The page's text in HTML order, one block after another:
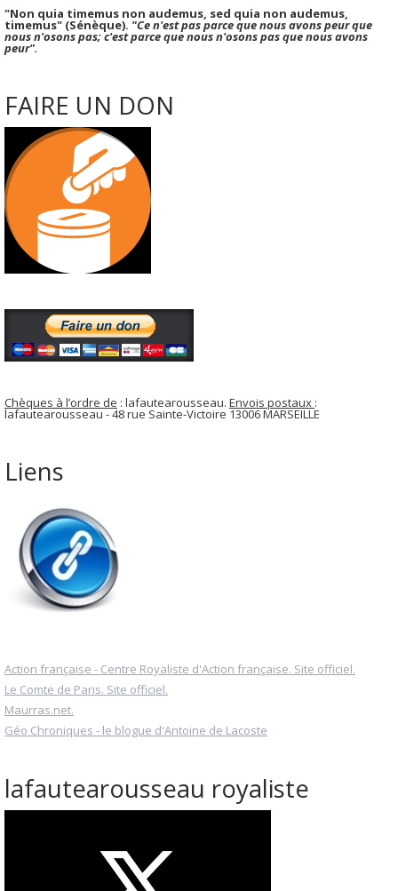
"Non quia timemus non audemus, sed quia non audemus,
timemus" (Sénèque). "Ce n'est pas parce que nous avons peur que
nous n'osons pas; c'est parce que nous n'osons pas que nous avons
peur".
FAIRE UN DON
Chèques à l’ordre de : lafautearousseau. Envois postaux :
lafautearousseau - 48 rue Sainte-Victoire 13006 MARSEILLE
Liens
Action française - Centre Royaliste d'Action française. Site officiel.
Le Comte de Paris. Site officiel.
Maurras.net.
Géo Chroniques - le blogue d'Antoine de Lacoste
lafautearousseau royaliste